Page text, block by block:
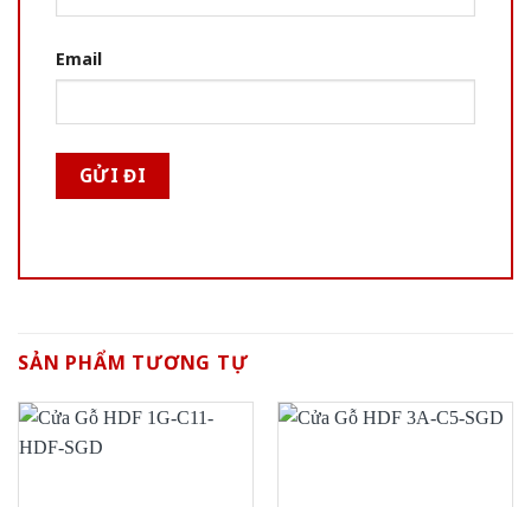
Email
SẢN PHẨM TƯƠNG TỰ